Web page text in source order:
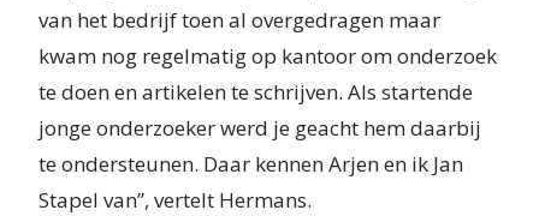
van het bedrijf toen al overgedragen maar
kwam nog regelmatig op kantoor om onderzoek
te doen en artikelen te schrijven. Als startende
jonge onderzoeker werd je geacht hem daarbij
te ondersteunen. Daar kennen Arjen en ik Jan
Stapel van”, vertelt Hermans.